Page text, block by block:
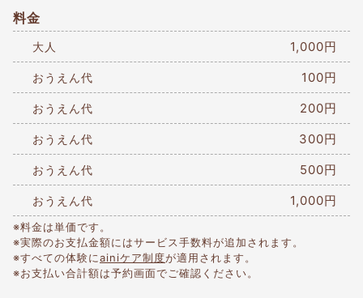
料金
大人 1,000円
おうえん代 100円
おうえん代 200円
おうえん代 300円
おうえん代 500円
おうえん代 1,000円
※料金は単価です。
※実際のお支払金額にはサービス手数料が追加されます。
※すべての体験にainiケア制度が適用されます。
※お支払い合計額は予約画面でご確認ください。